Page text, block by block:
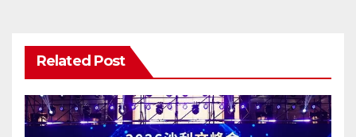
ョ
ン
Related Post